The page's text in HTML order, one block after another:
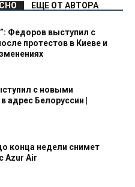
ЕЩЕ ОТ АВТОРА
Федоров выступил с
протестов в Киеве и
с новыми
адрес Белоруссии |
конца недели снимет
Azur Air